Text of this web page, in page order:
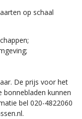
op schaal
De prijs voor het
bonnebladen kunnen
bel 020-4822060